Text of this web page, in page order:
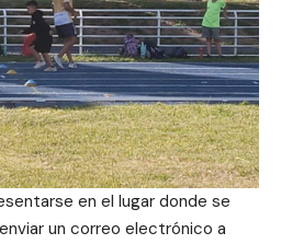
en el lugar donde se
un correo electrónico a